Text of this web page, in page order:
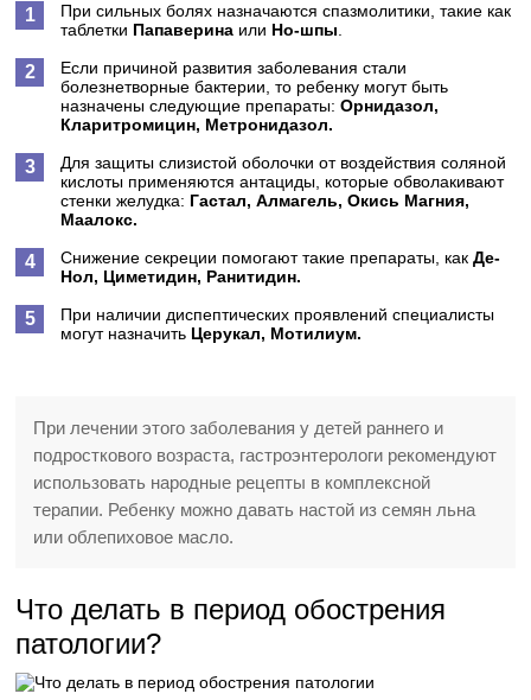
При сильных болях назначаются спазмолитики, такие как
таблетки Папаверина или Но-шпы
Если причиной развития заболевания стали
болезнетворные бактерии, то ребенку могут быть
назначены следующие препараты:Орнидазол,
Кларитромицин, Метронидазол.
Для защиты слизистой оболочки от воздействия соляной
кислоты применяются антациды, которые обволакивают
стенки желудка: Гастал, Алмагель, Окись Магния,
Маалокс.
Снижение секреции помогают такие препараты, какДе-
Нол, Циметидин, Ранитидин.
При наличии диспептических проявлений специалисты
могут назначить Церукал, Мотилиум.
При лечении этого заболевания у детей раннего и
подросткового возраста, гастроэнтерологи рекомендуют
использовать народные рецепты в комплексной
терапии. Ребенку можно давать настой из семян льна
или облепиховое масло.
Что делать в период обострения
патологии?